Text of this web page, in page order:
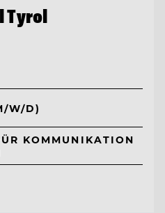
Tyrol
W/D)
KOMMUNIKATION